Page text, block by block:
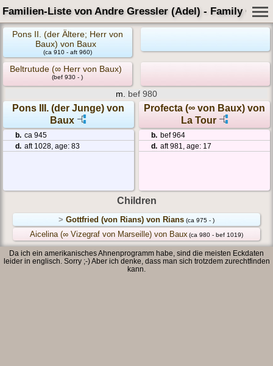
Familien-Liste von Andre Gressler (Adel) - Family Card
Pons II. (der Ältere; Herr von
Baux) von Baux
(ca 910 - aft 960)
Beltrutude (∞ Herr von Baux)
(bef 930 - )
m. bef 980
Pons III. (der Junge) von
Baux
Profecta (∞ von Baux) von
La Tour
b. ca 945
d. aft 1028, age: 83
b. bef 964
d. aft 981, age: 17
Children
>Gottfried (von Rians) von Rians (ca 975 - )
Aicelina (∞ Vizegraf von Marseille) von Baux (ca 980 - bef 1019)
Da ich ein amerikanisches Ahnenprogramm habe, sind die meisten Eckdaten
leider in englisch. Sorry ;-) Aber ich denke, dass man sich trotzdem zurechtfinden
kann.